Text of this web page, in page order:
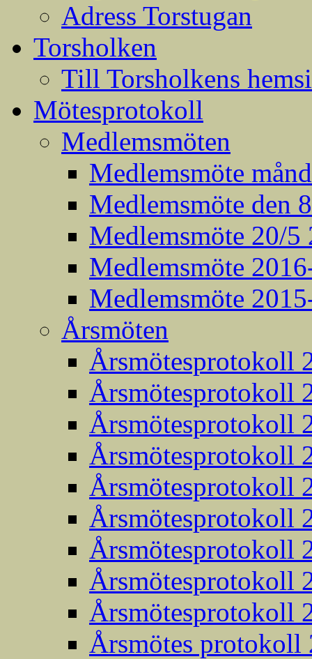
Adress Torstugan
Torsholken
Till Torsholkens
Mötesprotokoll
Medlemsmöten
Medlemsmöte
Medlemsmöte den
Medlemsmöte 20/5
Medlemsmöte
Medlemsmöte
Årsmöten
Årsmötesprotokoll
Årsmötesprotokoll
Årsmötesprotokoll
Årsmötesprotokoll
Årsmötesprotokoll
Årsmötesprotokoll
Årsmötesprotokoll
Årsmötesprotokoll
Årsmötesprotokoll
Årsmötes protokoll